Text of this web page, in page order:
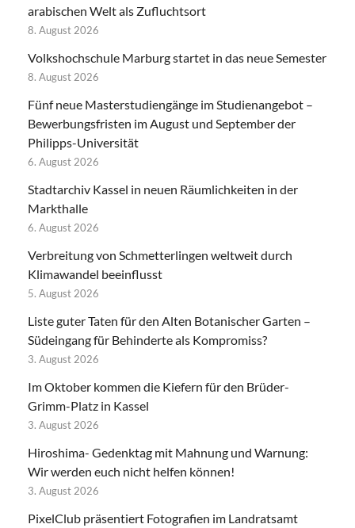
arabischen Welt als Zufluchtsort
8. August 2026
Volkshochschule Marburg startet in das neue Semester
8. August 2026
Fünf neue Masterstudiengänge im Studienangebot –
Bewerbungsfristen im August und September der
Philipps-Universität
6. August 2026
Stadtarchiv Kassel in neuen Räumlichkeiten in der
Markthalle
6. August 2026
Verbreitung von Schmetterlingen weltweit durch
Klimawandel beeinflusst
5. August 2026
Liste guter Taten für den Alten Botanischer Garten –
Südeingang für Behinderte als Kompromiss?
3. August 2026
Im Oktober kommen die Kiefern für den Brüder-
Grimm-Platz in Kassel
3. August 2026
Hiroshima- Gedenktag mit Mahnung und Warnung:
Wir werden euch nicht helfen können!
3. August 2026
PixelClub präsentiert Fotografien im Landratsamt